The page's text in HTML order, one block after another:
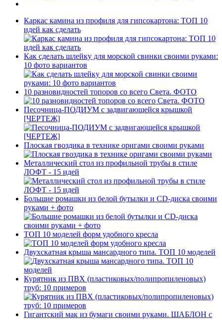
Каркас камина из профиля для гипсокартона: ТОП 10
идей как сделать
Как сделать шлейку для морской свинки своими руками:
10 фото вариантов
10 разновидностей топоров со всего Света. ФОТО
Песочница-ПОДИУМ с задвигающейся крышкой
[ЧЕРТЕЖ]
Плоская гвоздика в технике оригами своими руками
Металлический стол из профильной трубы в стиле
ЛОФТ - 15 идей
Большие ромашки из белой бутылки и CD-диска своими
руками + фото
ТОП 10 моделей форм удобного кресла
Двухскатная крыша мансардного типа. ТОП 10 моделей
Курятник из ПВХ (пластиковых/полипропиленовых)
труб: 10 примеров
Гигантский мак из бумаги своими руками. ШАБЛОН с